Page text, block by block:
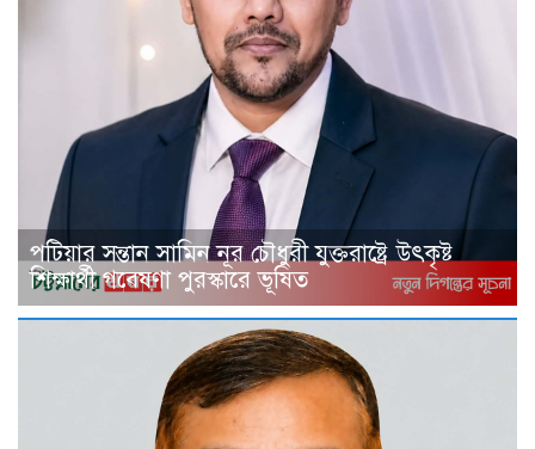
পটিয়ার সন্তান সামিন নূর চৌধুরী যুক্তরাষ্ট্রে উৎকৃষ্ট
শিক্ষার্থী গবেষণা পুরস্কারে ভূষিত